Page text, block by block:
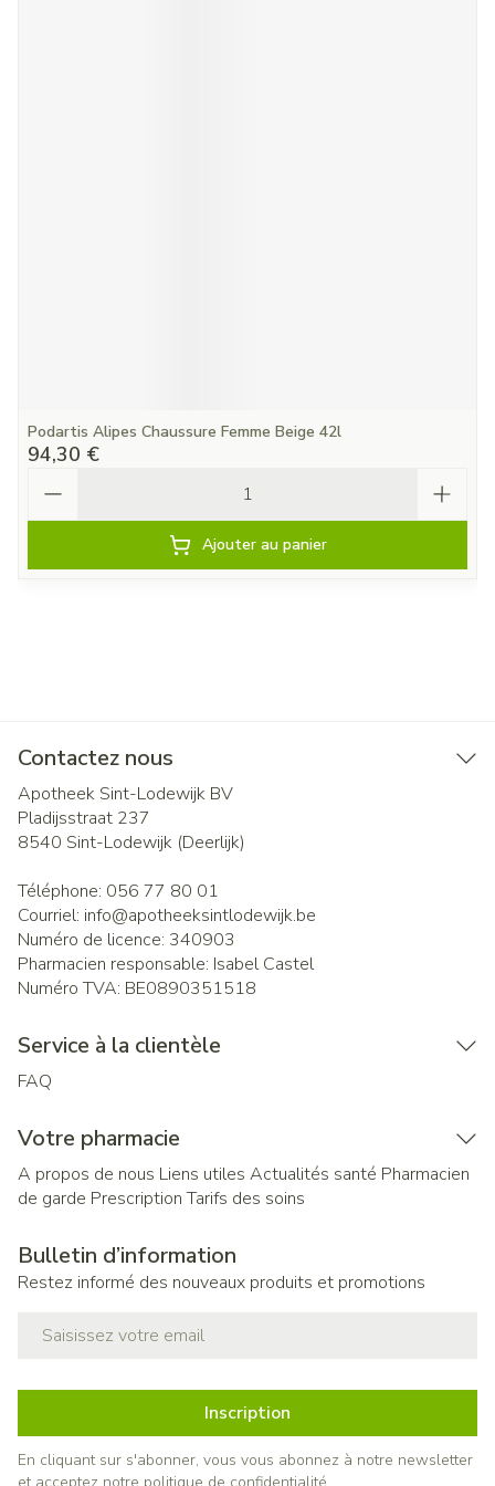
Podartis Alipes Chaussure Femme Beige 42l
94,30 €
Ajouter au panier
Contactez nous
Apotheek Sint-Lodewijk BV
Pladijsstraat 237
8540 Sint-Lodewijk (Deerlijk)
Téléphone: 056 77 80 01
Courriel: info@apotheeksintlodewijk.be
Numéro de licence: 340903
Pharmacien responsable: Isabel Castel
Numéro TVA: BE0890351518
Service à la clientèle
FAQ
Votre pharmacie
A propos de nous Liens utiles Actualités santé Pharmacien
de garde Prescription Tarifs des soins
Bulletin d’information
Restez informé des nouveaux produits et promotions
Inscription
En cliquant sur s'abonner, vous vous abonnez à notre newsletter